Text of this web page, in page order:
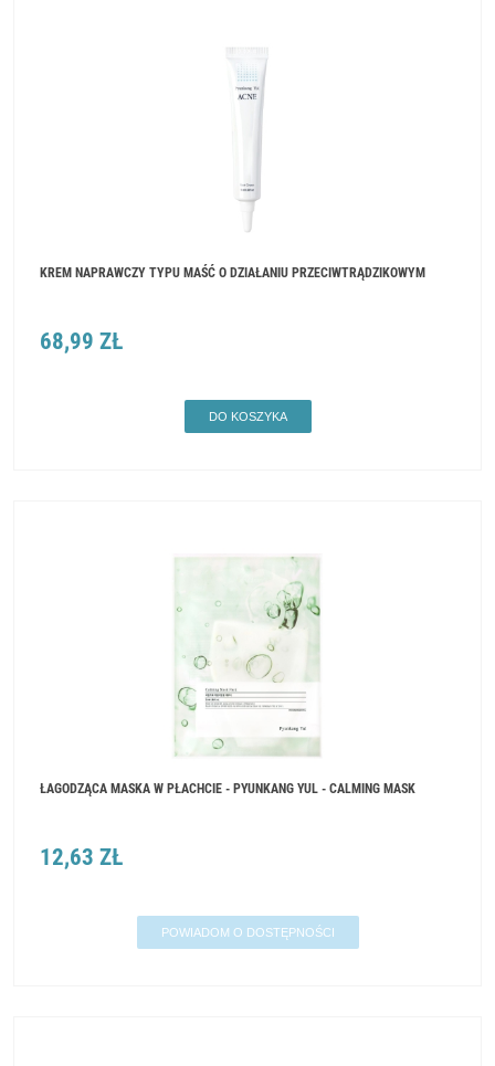
KREM NAPRAWCZY TYPU MAŚĆ O DZIAŁANIU PRZECIWTRĄDZIKOWYM
68,99 ZŁ
DO KOSZYKA
ŁAGODZĄCA MASKA W PŁACHCIE - PYUNKANG YUL - CALMING MASK
12,63 ZŁ
POWIADOM O DOSTĘPNOŚCI